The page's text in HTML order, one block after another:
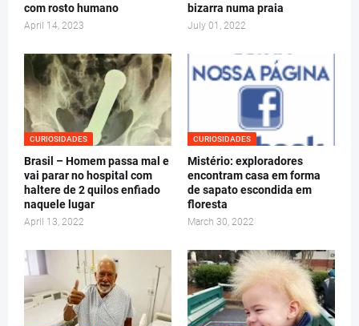
com rosto humano
April 14, 2023
bizarra numa praia
July 01, 2022
CURIOSIDADES
Brasil – Homem passa mal e
vai parar no hospital com
haltere de 2 quilos enfiado
naquele lugar
April 13, 2022
CURIOSIDADES
Mistério: exploradores
encontram casa em forma
de sapato escondida em
floresta
March 30, 2022